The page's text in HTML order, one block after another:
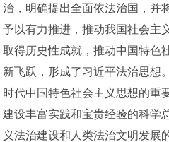
治，明确提出全面依法治国，并
予以有力推进，推动我国社会主
取得历史性成就，推动中国特色
新飞跃，形成了习近平法治思想
时代中国特色社会主义思想的重
建设丰富实践和宝贵经验的科学
义法治建设和人类法治文明发展